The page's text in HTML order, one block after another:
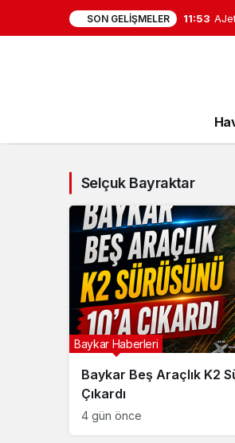
SON GELIŞMELER 11:25
Selçuk Bayraktar
Baykar Beş Araçlık K2
Çıkardı
Baykar Haberleri
4 gün önce